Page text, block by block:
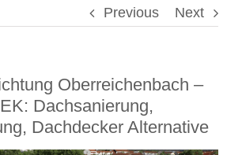
Previous Next
Oberreichenbach –
Dachsanierung,
Dachdecker Alternative